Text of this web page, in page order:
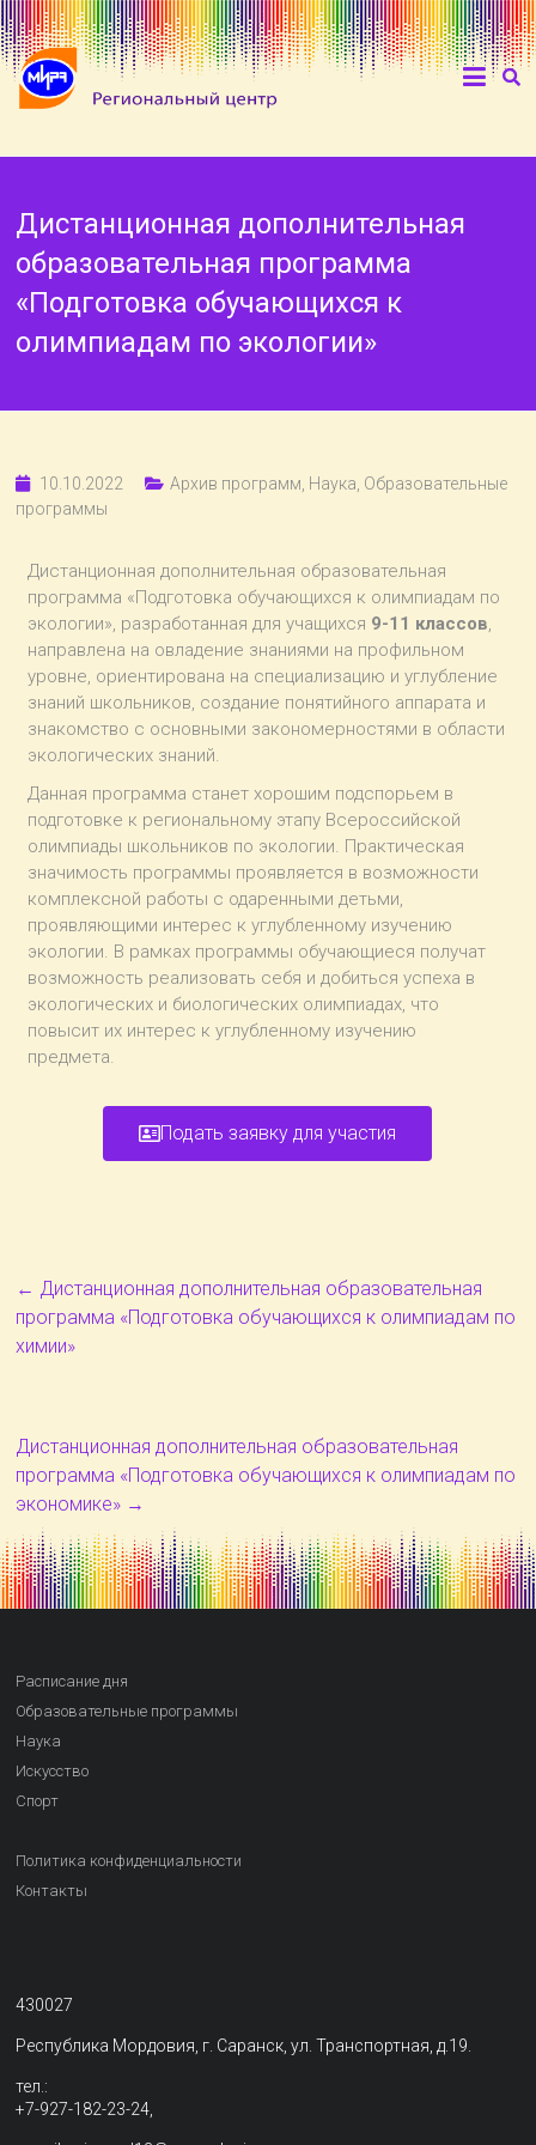
Дистанционная дополнительная
образовательная программа
«Подготовка обучающихся к
олимпиадам по экологии»
10.10.2022 Архив программ Наука Образовательные
программы
Дистанционная дополнительная образовательная
программа «Подготовка обучающихся к олимпиадам по
экологии», разработанная для учащихся 9-11 классов,
направлена на овладение знаниями на профильном
уровне, ориентирована на специализацию и углубление
знаний школьников, создание понятийного аппарата и
знакомство с основными закономерностями в области
экологических знаний.
Данная программа станет хорошим подспорьем в
подготовке к региональному этапу Всероссийской
олимпиады школьников по экологии. Практическая
значимость программы проявляется в возможности
комплексной работы с одаренными детьми,
проявляющими интерес к углубленному изучению
экологии. В рамках программы обучающиеся получат
возможность реализовать себя и добиться успеха в
экологических и биологических олимпиадах, что
повысит их интерес к углубленному изучению
предмета.
Подать заявку для участия
← Дистанционная дополнительная образовательная
программа «Подготовка обучающихся к олимпиадам по
химии»
Дистанционная дополнительная образовательная
программа «Подготовка обучающихся к олимпиадам по
экономике» →
Расписание дня
Образовательные программы
Наука
Искусство
Спорт
Политика конфиденциальности
Контакты
430027
Республика Мордовия, г. Саранск, ул. Транспортная, д.19.
тел.:
+7-927-182-23-24,